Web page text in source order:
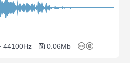
44100Hz 0.06Mb